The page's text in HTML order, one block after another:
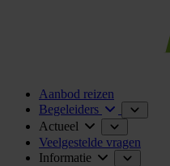
Aanbod reizen
Begeleiders
Actueel
Veelgestelde vragen
Informatie